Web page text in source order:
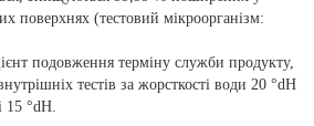
поверхнях (тестовий мікроорганізм:
подовження терміну служби продукту,
тестів за жорсткості води 20 °dH
15 °dH.